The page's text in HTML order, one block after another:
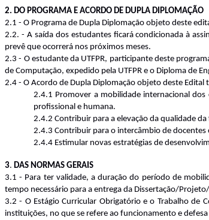
2. DO PROGRAMA E ACORDO DE DUPLA DIPLOMAÇÃO
2.1 - O Programa de Dupla Diplomação objeto deste
2.2. - A saída dos estudantes ficará condicionada à
prevê que ocorrerá nos próximos meses.
2.3 - O estudante da UTFPR, participante deste
de Computação, expedido pela UTFPR e o Diploma de
2.4 - O Acordo de Dupla Diplomação objeto deste Edital
2.4.1 Promover a mobilidade internacional
profissional e humana.
2.4.2 Contribuir para a elevação da qualidade
2.4.3 Contribuir para o intercâmbio de
2.4.4 Estimular novas estratégias de
3. DAS NORMAS GERAIS
3.1 - Para ter validade, a duração do período de
tempo necessário para a entrega da Dissertação/
3.2 - O Estágio Curricular Obrigatório e o Trabalho de
instituições, no que se refere ao funcionamento e